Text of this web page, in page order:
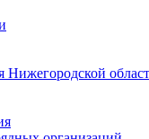
Нижегородской